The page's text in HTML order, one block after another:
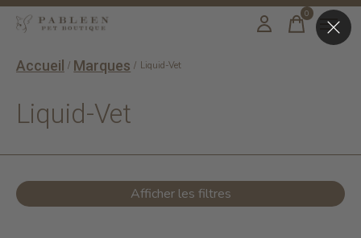
0items
Accueil / Marques / Liquid-Vet
Liquid-Vet
Afficher les filtres